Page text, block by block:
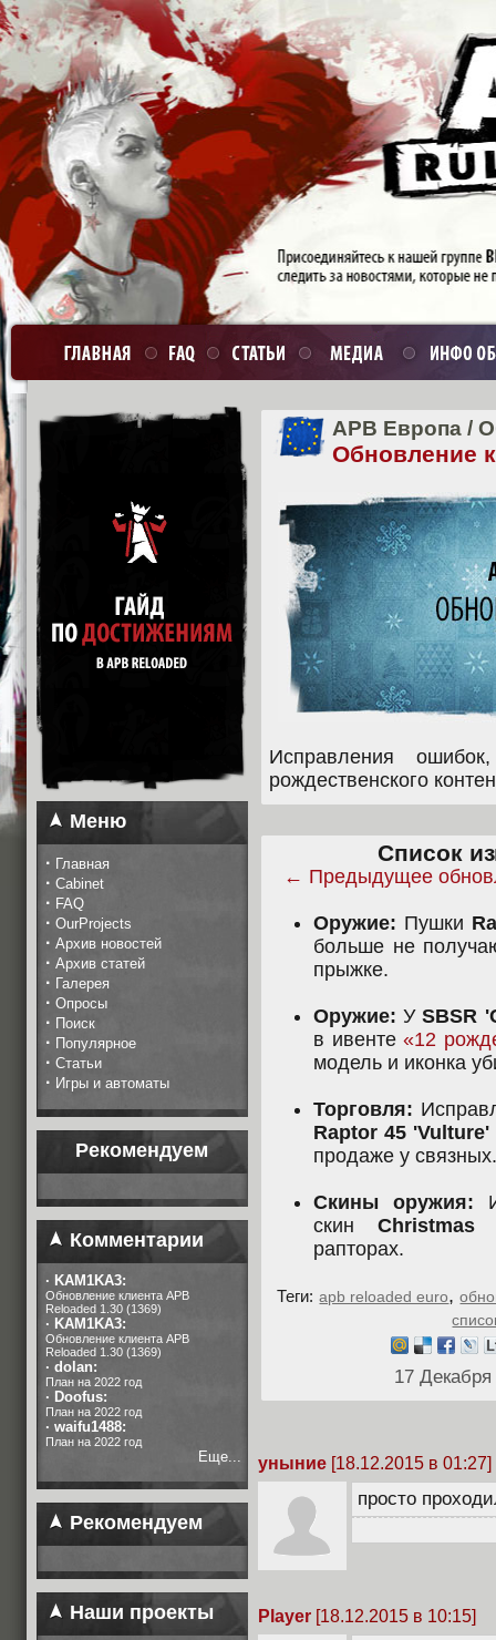
Меню
· Главная
· Cabinet
· FAQ
· OurProjects
· Архив новостей
· Архив статей
· Галерея
· Опросы
· Поиск
· Популярное
· Статьи
· Игры и автоматы
Рекомендуем
Комментарии
· KAM1KA3:
Обновление клиента APB
Reloaded 1.30 (1369)
· KAM1KA3:
Обновление клиента APB
Reloaded 1.30 (1369)
· dolan:
План на 2022 год
· Doofus:
План на 2022 год
· waifu1488:
План на 2022 год
Еще...
Рекомендуем
Наши проекты
APB Европа /
Обновление
Исправления
рождественского
Список
← Предыдущее
Оружие: Пушки
больше не
прыжке.
Оружие: УSBSR
в ивенте«12
модель и иконка
Торговля:
Raptor 45 'Vulture'
продаже у связных.
Скины оружия:
скинChristmas
рапторах.
Теги: apb reloaded euro,
17
уныние [18.12.2015 в 01:27]
просто
Player [18.12.2015 в 10:15]